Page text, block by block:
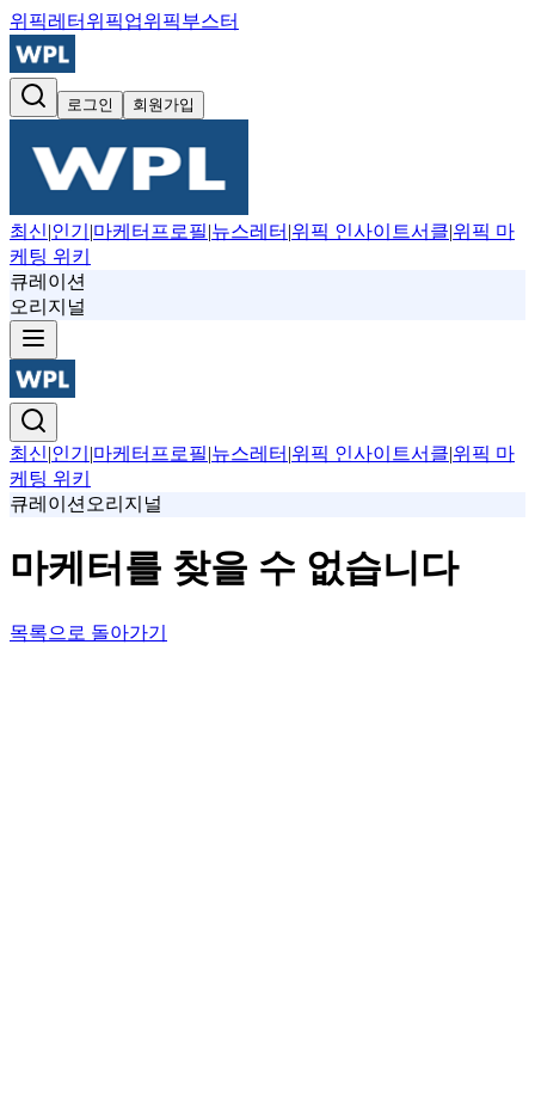
위픽레터 위픽업위픽부스터
로그인 회원가입
최신|인기 |마케터프로필|뉴스레터 |위픽 인사이트서클|위픽 마
케팅 위키
큐레이션
오리지널
최신|인기 |마케터프로필|뉴스레터 |위픽 인사이트서클|위픽 마
케팅 위키
큐레이션 오리지널
마케터를 찾을 수 없습니다
목록으로 돌아가기